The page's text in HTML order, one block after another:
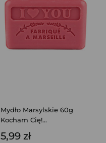
Mydło Marsylskie 60g
Kocham Cię!...
5,99 zł